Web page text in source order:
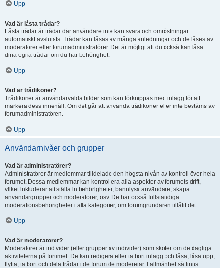
Upp
Vad är låsta trådar?
Låsta trådar är trådar där användare inte kan svara och omröstningar
automatiskt avslutats. Trådar kan låsas av många anledningar och de låses av
moderatorer eller forumadministratörer. Det är möjligt att du också kan låsa
dina egna trådar om du har behörighet.
Upp
Vad är trådikoner?
Trådikoner är användarvalda bilder som kan förknippas med inlägg för att
markera dess innehåll. Om det går att använda trådikoner eller inte bestäms av
forumadministratören.
Upp
Användarnivåer och grupper
Vad är administratörer?
Administratörer är medlemmar tilldelade den högsta nivån av kontroll över hela
forumet. Dessa medlemmar kan kontrollera alla aspekter av forumets drift,
vilket inkluderar att ställa in behörigheter, bannlysa användare, skapa
användargrupper och moderatorer, osv. De har också fullständiga
moderationsbehörigheter i alla kategorier, om forumgrundaren tillåtit det.
Upp
Vad är moderatorer?
Moderatorer är individer (eller grupper av individer) som sköter om de dagliga
aktiviteterna på forumet. De kan redigera eller ta bort inlägg och låsa, låsa upp,
flytta, ta bort och dela trådar i de forum de modererar. I allmänhet så finns